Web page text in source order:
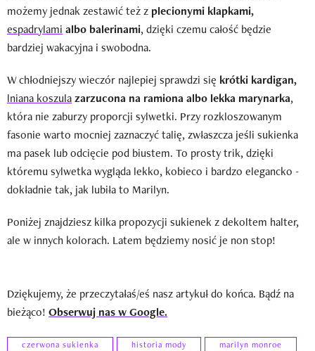
możemy jednak zestawić też z plecionymi klapkami,
espadrylami albo balerinami, dzięki czemu całość będzie
bardziej wakacyjna i swobodna.
W chłodniejszy wieczór najlepiej sprawdzi się krótki kardigan,
lniana koszulazarzucona na ramiona albo lekka marynarka,
która nie zaburzy proporcji sylwetki. Przy rozkloszowanym
fasonie warto mocniej zaznaczyć talię, zwłaszcza jeśli sukienka
ma pasek lub odcięcie pod biustem. To prosty trik, dzięki
któremu sylwetka wygląda lekko, kobieco i bardzo elegancko -
dokładnie tak, jak lubiła to Marilyn.
Poniżej znajdziesz kilka propozycji sukienek z dekoltem halter,
ale w innych kolorach. Latem będziemy nosić je non stop!
Dziękujemy, że przeczytałaś/eś nasz artykuł do końca. Bądź na
bieżąco! Obserwuj nas w Google.
czerwona sukienka historia mody
marilyn monroe